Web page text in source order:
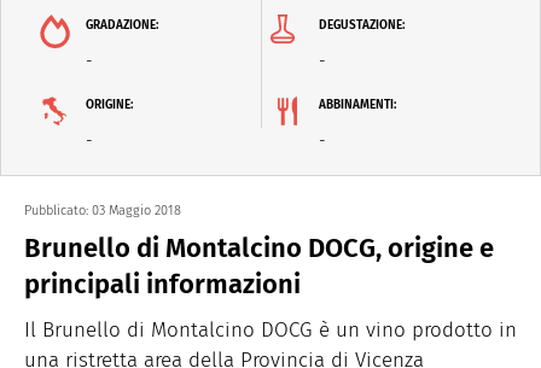
GRADAZIONE:
-
DEGUSTAZIONE:
-
ORIGINE:
-
ABBINAMENTI:
-
Pubblicato: 03 Maggio 2018
Brunello di Montalcino DOCG, origine e
principali informazioni
Il Brunello di Montalcino DOCG è un vino prodotto in
una ristretta area della Provincia di Vicenza